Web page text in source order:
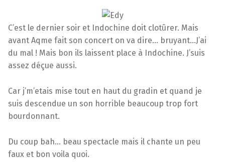
C’est le dernier soir et Indochine doit clotûrer. Mais
avant Aqme fait son concert on va dire… bruyant…J’ai
du mal ! Mais bon ils laissent place à Indochine. J’suis
assez déçue aussi.
Car j’m’etais mise tout en haut du gradin et quand je
suis descendue un son horrible beaucoup trop fort
bourdonnant.
Du coup bah… beau spectacle mais il chante un peu
faux et bon voila quoi.